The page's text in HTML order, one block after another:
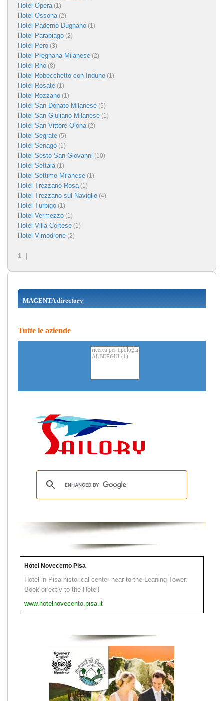
Hotel Opera(1)
Hotel Ossona(2)
Hotel Paderno Dugnano (1)
Hotel Parabiago (2)
Hotel Pero (3)
Hotel Pregnana Milanese (2)
Hotel Rho (8)
Hotel Robecchetto con Induno (1)
Hotel Rosate (1)
Hotel Rozzano (1)
Hotel San Donato Milanese (5)
Hotel San Giuliano Milanese (1)
Hotel San Vittore Olona(2)
Hotel Segrate (5)
Hotel Senago (1)
Hotel Sesto San Giovanni (10)
Hotel Settala(1)
Hotel Settimo Milanese (1)
Hotel Trezzano Rosa(1)
Hotel Trezzano sul Naviglio (4)
Hotel Turbigo (1)
Hotel Vermezzo (1)
Hotel Villa Cortese (1)
Hotel Vimodrone (2)
1 |
MAGENTA directory
Tutte le aziende
Hotel Novecento Pisa
Hotel in Pisa historical center near to the Leaning Tower.
Book directly to the Hotel!
www.hotelnovecento.pisa.it